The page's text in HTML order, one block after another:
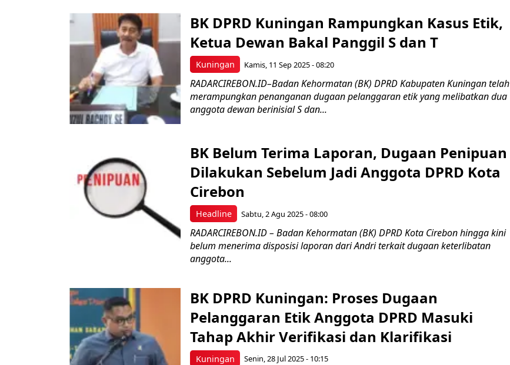
Kuningan
BK DPRD Kuningan Rampungkan Kasus Etik,
Ketua Dewan Bakal Panggil S dan T
Kamis, 11 Sep 2025 - 08:20
RADARCIREBON.ID–Badan Kehormatan (BK) DPRD Kabupaten Kuningan telah
merampungkan penanganan dugaan pelanggaran etik yang melibatkan dua
anggota dewan berinisial S dan...
Headline
BK Belum Terima Laporan, Dugaan Penipuan
Dilakukan Sebelum Jadi Anggota DPRD Kota
Cirebon
Sabtu, 2 Agu 2025 - 08:00
RADARCIREBON.ID – Badan Kehormatan (BK) DPRD Kota Cirebon hingga kini
belum menerima disposisi laporan dari Andri terkait dugaan keterlibatan
anggota...
Kuningan
BK DPRD Kuningan: Proses Dugaan
Pelanggaran Etik Anggota DPRD Masuki
Tahap Akhir Verifikasi dan Klarifikasi
Senin, 28 Jul 2025 - 10:15